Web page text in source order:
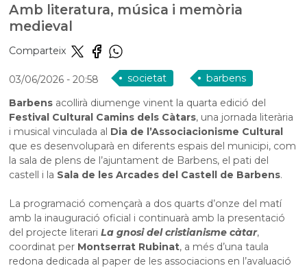
Amb literatura, música i memòria
medieval
Comparteix
03/06/2026- 20:58 societat
barbens
Barbens acollirà diumenge vinent la quarta edició del
Festival Cultural Camins dels Càtars, una jornada literària
i musical vinculada al Dia de l’Associacionisme Cultural
que es desenvoluparà en diferents espais del municipi, com
la sala de plens de l’ajuntament de Barbens, el pati del
castell i la Sala de les Arcades del Castell de Barbens.
La programació començarà a dos quarts d’onze del matí
amb la inauguració oficial i continuarà amb la presentació
del projecte literariLa gnosi del cristianisme càtar,
coordinat per Montserrat Rubinat, a més d’una taula
redona dedicada al paper de les associacions en l’avaluació